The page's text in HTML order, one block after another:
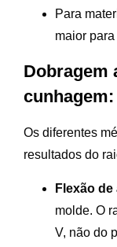
Para
maior
Dobragem
Os diferentes
resultados do
Flexão de
molde. O
V, não do